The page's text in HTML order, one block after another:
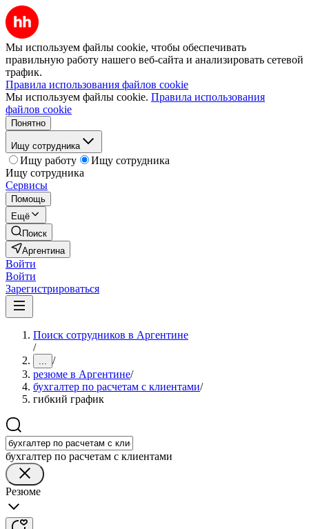
Мы используем файлы cookie, чтобы обеспечивать
правильную работу нашего веб-сайта и анализировать сетевой
трафик.
Правила использования файлов cookie
Мы используем файлы cookie. Правила использования
файлов cookie
Понятно
Ищу сотрудника
Ищу работу
Ищу сотрудника
Ищу сотрудника
Сервисы
Помощь
Ещё
Поиск
Аргентина
Войти
Войти
Зарегистрироваться
Поиск сотрудников в Аргентине
/
... /
резюме в Аргентине/
бухгалтер по расчетам с клиентами/
гибкий график
бухгалтер по расчетам с клиентами
Резюме